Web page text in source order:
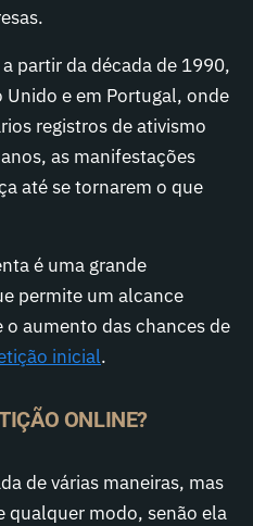
partir da década de 1990,
e em Portugal, onde
registros de ativismo
as manifestações
até se tornarem o que
é uma grande
permite um alcance
o aumento das chances de
inicial.
ONLINE?
de várias maneiras, mas
qualquer modo, senão ela